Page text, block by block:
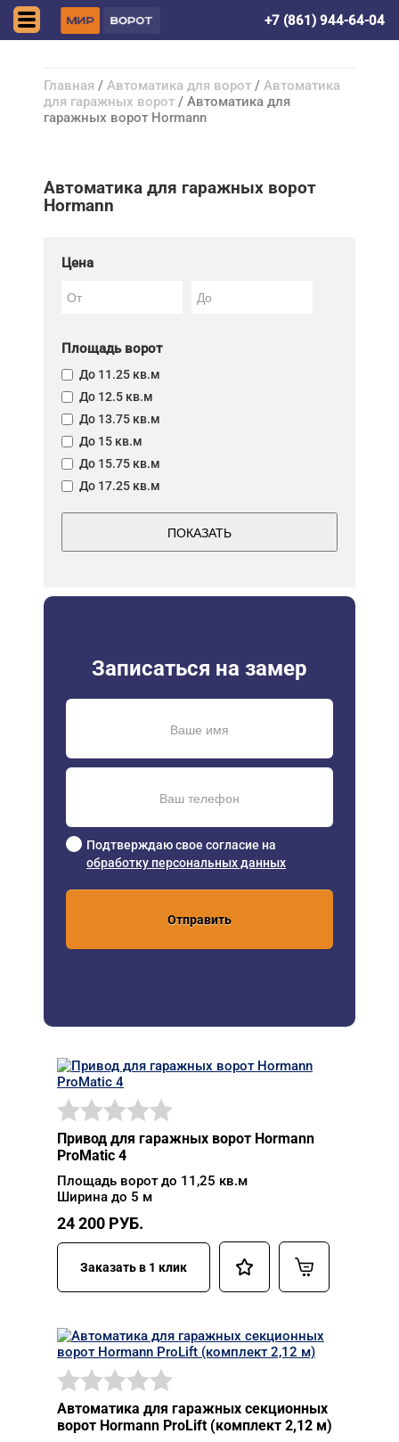
+7 (861) 944-64-04
Главная / Автоматика для ворот / Автоматика
для гаражных ворот / Автоматика для
гаражных ворот Hormann
Автоматика для гаражных ворот
Hormann
Цена
Площадь ворот
До 11.25 кв.м
До 12.5 кв.м
До 13.75 кв.м
До 15 кв.м
До 15.75 кв.м
До 17.25 кв.м
ПОКАЗАТЬ
Записаться на замер
Подтверждаю свое согласие на
обработку персональных данных
Отправить
Привод для гаражных ворот Hormann
ProMatic 4
Площадь ворот до 11,25 кв.м
Ширина до 5 м
24 200 РУБ.
Заказать в 1 клик
Автоматика для гаражных секционных
ворот Hormann ProLift (комплект 2,12 м)